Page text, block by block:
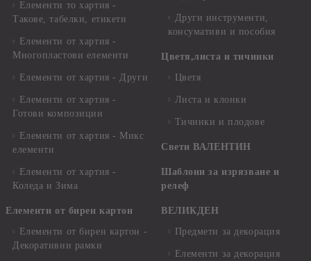
Елементи то хартия -
Такове, табелки, етикети
Елементи от хартия -
Многопластови елементи
Елементи от хартия - Други
Елементи от хартия -
Готови композиции
Елементи от хартия - Микс
елементи
Елементи от хартия -
Коледа и Зима
Елементи от бирен картон
Елементи от бирен картон -
Декоративни рамки
Други инструменти,
консумативи и пособия
Цветя,листа и тичинки
Цветя
Листа и клонки
Тичинки и плодове
Свети ВАЛЕНТИН
Шаблони за изрязване и
релеф
ВЕЛИКДЕН
Предмети за декорация
Елементи за декорация